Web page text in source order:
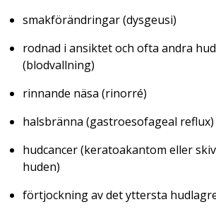
smakförändringar(dysgeusi)
rodnad i ansiktet och ofta andra
(blodvallning)
rinnande näsa (rinorré)
halsbränna (gastroesofageal reflux)
hudcancer(keratoakantom eller
huden)
förtjockning av det yttersta